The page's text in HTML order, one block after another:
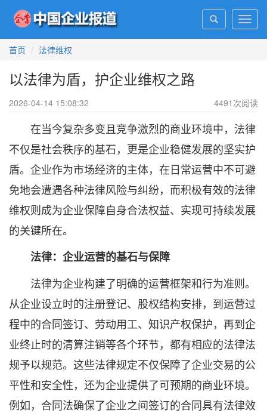
首页
法律维权
以法律为盾，护企业维权之路
2026-04-14 15:08:32 4491 次阅读
在当今复杂多变且竞争激烈的商业环境中，法律
不仅是社会秩序的基石，更是企业稳健发展的坚实护
盾。企业作为市场经济的主体，在日常运营中不可避
免地会遭遇各种法律风险与纠纷，而积极有效的法律
维权则成为企业保障自身合法权益、实现可持续发展
的关键所在。
法律：企业运营的基石与保障
法律为企业构建了明确的运营框架和行为准则。
从企业设立时的注册登记、股权结构安排，到运营过
程中的合同签订、劳动用工、知识产权保护，再到企
业终止时的清算注销等各个环节，都有相应的法律法
规予以规范。这些法律规定不仅保障了企业交易的公
平性和安全性，还为企业提供了可预期的商业环境。
例如，合同法确保了企业之间签订的合同具有法律效